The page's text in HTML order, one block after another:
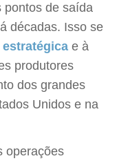
pontos de saída
décadas. Isso se
e à
produtores
dos grandes
Unidos e na
operações